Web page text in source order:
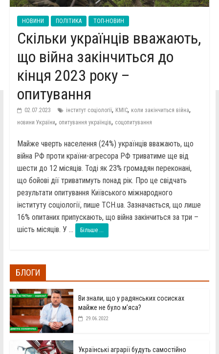
НОВИНИ ПОЛІТИКА ТОП-НОВИН
Скільки українців вважають,
що війна закінчиться до
кінця 2023 року –
опитування
02.07.2023 інститут соціології, КМІС, коли закінчиться війна,
новини України, опитування українців, соцопитування
Майже чверть населення (24%) українців вважають, що
війна РФ проти країни-агресора РФ триватиме ще від
шести до 12 місяців. Тоді як 23% громадян переконані,
що бойові дії триватимуть понад рік. Про це свідчать
результати опитування Київського міжнародного
інституту соціології, пише ТСН.ua. Зазначається, що лише
16% опитаних припускають, що війна закінчиться за три –
шість місяців. У ...
Більше ...
БЛОГИ
Ви знали, що у радянських сосисках
майже не було м’яса?
29.06.2022
Українські аграрії будуть самостійно